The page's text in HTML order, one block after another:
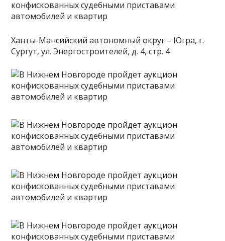
Ханты-Мансийский автономный округ – Югра, г.
Сургут, ул. Энергостроителей, д. 4, стр. 4